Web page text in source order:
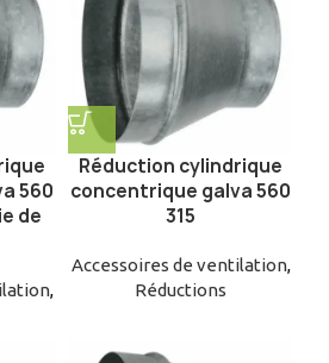
560
de
,
Réduction cylindrique
concentrique galva 560
315
Accessoires de ventilation,
Réductions